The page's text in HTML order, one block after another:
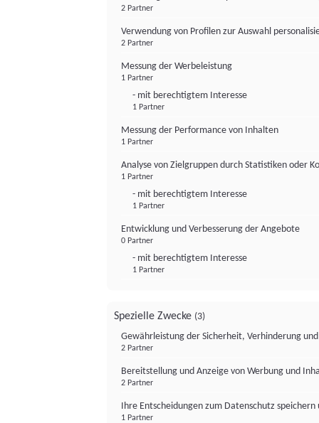
2 Partner
Verwendung von Profilen zur Auswahl
2 Partner
Messung der Werbeleistung
1 Partner
- mit berechtigtem Interesse
1 Partner
Messung der Performance von Inhalten
1 Partner
Analyse von Zielgruppen durch Statistiken oder
1 Partner
- mit berechtigtem Interesse
1 Partner
Entwicklung und Verbesserung der Angebote
0 Partner
- mit berechtigtem Interesse
1 Partner
Spezielle Zwecke (3)
Gewährleistung der Sicherheit, Verhinderung
2 Partner
Bereitstellung und Anzeige von Werbung und
2 Partner
Ihre Entscheidungen zum Datenschutz
1 Partner